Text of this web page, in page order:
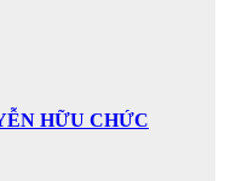
HỮU CHỨC